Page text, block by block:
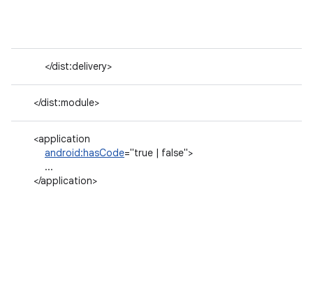
</dist:delivery>
</dist:module>
<application
android:hasCode="true | false">
...
</application>